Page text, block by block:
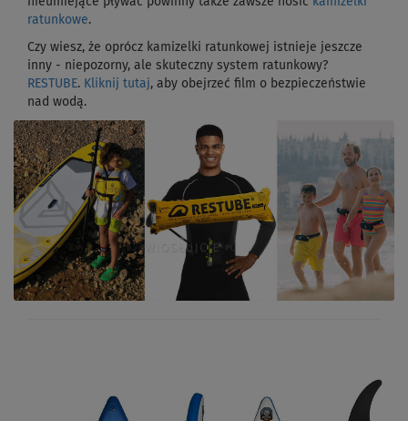
ratunkowe.
Czy wiesz, że oprócz kamizelki ratunkowej istnieje jeszcze
inny - niepozorny, ale skuteczny system ratunkowy?
RESTUBE. Kliknij tutaj, aby obejrzeć film o bezpieczeństwie
nad wodą.